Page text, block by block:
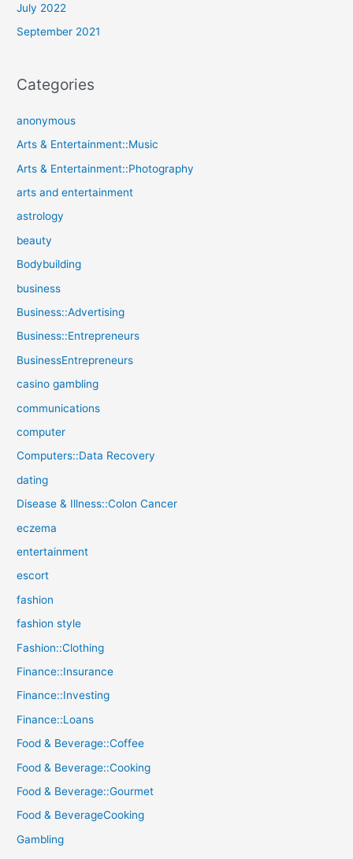
July 2022
September 2021
Categories
anonymous
Arts & Entertainment::Music
Arts & Entertainment::Photography
arts and entertainment
astrology
beauty
Bodybuilding
business
Business::Advertising
Business::Entrepreneurs
BusinessEntrepreneurs
casino gambling
communications
computer
Computers::Data Recovery
dating
Disease & Illness::Colon Cancer
eczema
entertainment
escort
fashion
fashion style
Fashion::Clothing
Finance::Insurance
Finance::Investing
Finance::Loans
Food & Beverage::Coffee
Food & Beverage::Cooking
Food & Beverage::Gourmet
Food & BeverageCooking
Gambling